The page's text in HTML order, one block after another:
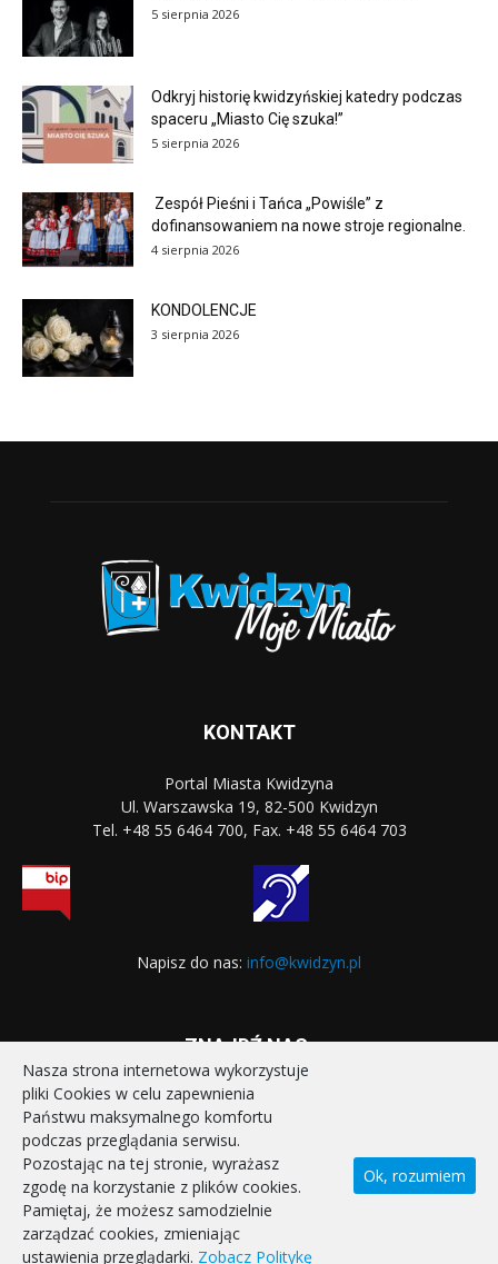
5 sierpnia 2026
Odkryj historię kwidzyńskiej katedry podczas
spaceru „Miasto Cię szuka!”
5 sierpnia 2026
Zespół Pieśni i Tańca „Powiśle” z
dofinansowaniem na nowe stroje regionalne.
4 sierpnia 2026
KONDOLENCJE
3 sierpnia 2026
KONTAKT
Portal Miasta Kwidzyna
Ul. Warszawska 19, 82-500 Kwidzyn
Tel. +48 55 6464 700, Fax. +48 55 6464 703
Napisz do nas: info@kwidzyn.pl
ZNAJDŹ NAS:
STRONA GŁÓWNA
REALIZOWANE PROJEKTY
POLITYKA PRYWATNOŚCI
DEKLARACJA DOSTĘPNOŚCI
KONTAKT
Nasza strona internetowa wykorzystuje
pliki Cookies w celu zapewnienia
Państwu maksymalnego komfortu
podczas przeglądania serwisu.
Pozostając na tej stronie, wyrażasz
zgodę na korzystanie z plików cookies.
Pamiętaj, że możesz samodzielnie
zarządzać cookies, zmieniając
ustawienia przeglądarki. Zobacz Politykę
Ok, rozumiem